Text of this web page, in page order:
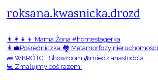
roksana.kwasnicka.drozd
👨‍👩‍👧‍👦 Mama Żona #homestagerka
👩‍💼Pośredniczka 🏘️ Metamorfozy nieruchomości
🧱 WKRÓTCE Showroom @miedzianastodola
💻 Zmalujmy coś razem!